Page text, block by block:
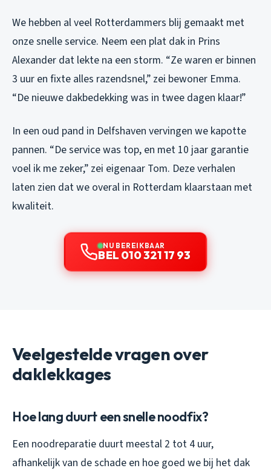
We hebben al veel Rotterdammers blij gemaakt met
onze snelle service. Neem een plat dak in Prins
Alexander dat lekte na een storm. “Ze waren er binnen
3 uur en fixte alles razendsnel,” zei bewoner Emma.
“De nieuwe dakbedekking was in twee dagen klaar!”
In een oud pand in Delfshaven vervingen we kapotte
pannen. “De service was top, en met 10 jaar garantie
voel ik me zeker,” zei eigenaar Tom. Deze verhalen
laten zien dat we overal in Rotterdam klaarstaan met
kwaliteit.
NU BEREIKBAAR
BEL 010 321 17 93
Veelgestelde vragen over
daklekkages
Hoe lang duurt een snelle noodfix?
Een noodreparatie duurt meestal 2 tot 4 uur,
afhankelijk van de schade en hoe goed we bij het dak